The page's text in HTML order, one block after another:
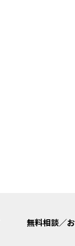
無料相談／